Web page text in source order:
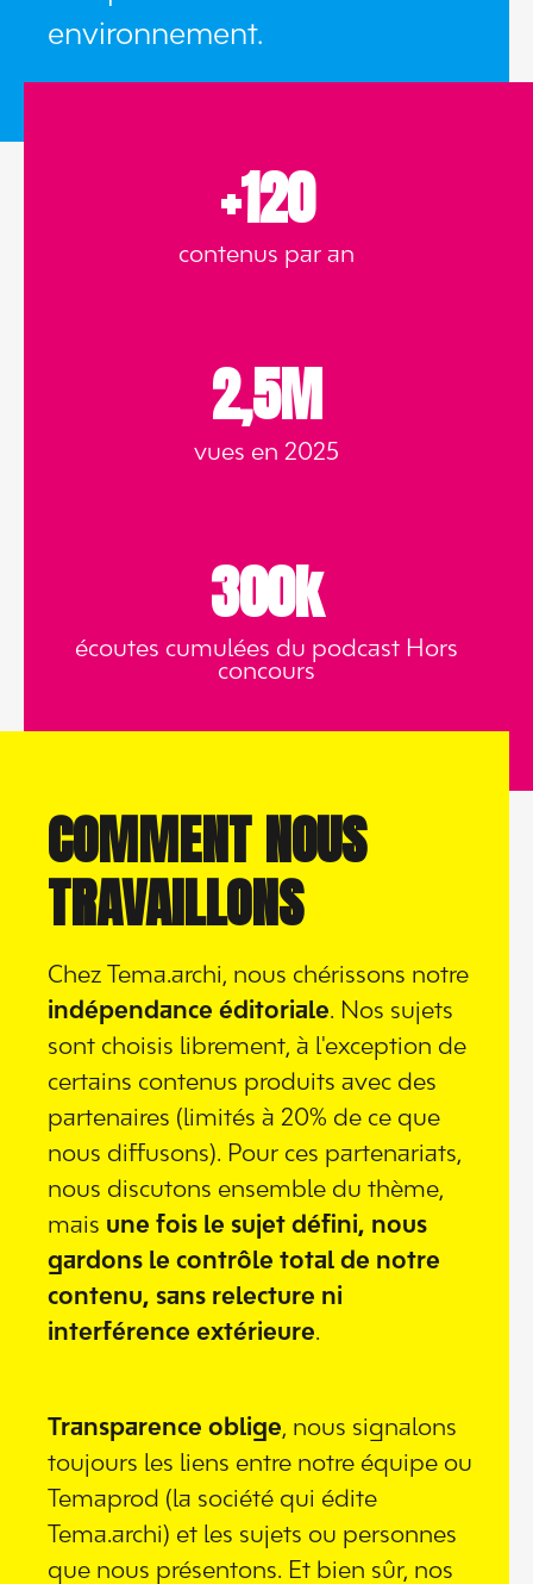
environnement.
+120
contenus par an
2,5M
vues en 2025
300k
écoutes cumulées du podcast Hors
concours
COMMENT NOUS
TRAVAILLONS
Chez Tema.archi, nous chérissons notre
indépendance éditoriale. Nos sujets
sont choisis librement, à l'exception de
certains contenus produits avec des
partenaires (limités à 20% de ce que
nous diffusons). Pour ces partenariats,
nous discutons ensemble du thème,
mais une fois le sujet défini, nous
gardons le contrôle total de notre
contenu, sans relecture ni
interférence extérieure.
Transparence oblige, nous signalons
toujours les liens entre notre équipe ou
Temaprod (la société qui édite
Tema.archi) et les sujets ou personnes
que nous présentons. Et bien sûr, nos